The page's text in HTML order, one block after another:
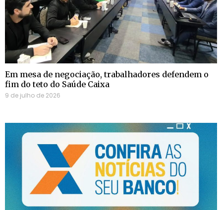
Em mesa de negociação, trabalhadores defendem o
fim do teto do Saúde Caixa
9 de julho de 2026